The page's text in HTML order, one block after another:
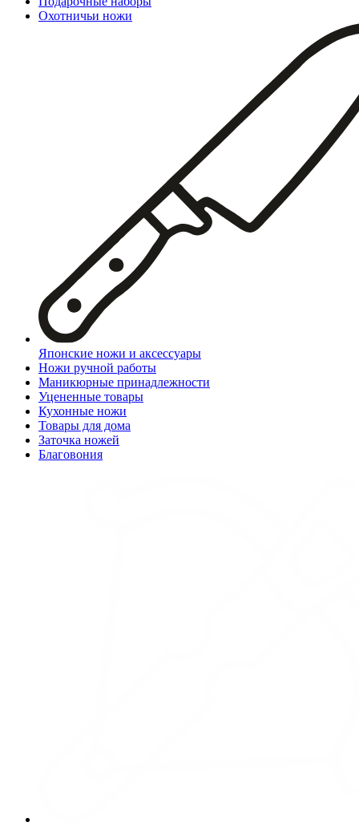
Охотничьи ножи
Японские ножи и аксессуары
Ножи ручной работы
Маникюрные принадлежности
Уцененные товары
Кухонные ножи
Товары для дома
Заточка ножей
Благовония